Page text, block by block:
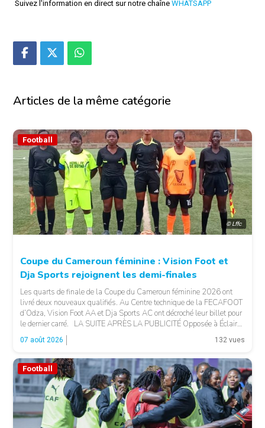
Suivez l'information en direct sur notre chaîne WHATSAPP
Articles de la même catégorie
© Lffc
Football
Coupe du Cameroun féminine : Vision Foot et
Dja Sports rejoignent les demi-finales
Les quarts de finale de la Coupe du Cameroun féminine 2026 ont
livré deux nouveaux qualifiés. Au Centre technique de la FECAFOOT
d’Odza, Vision Foot AA et Dja Sports AC ont décroché leur billet pour
le dernier carré. LA SUITE APRÈS LA PUBLICITÉ Opposée à Éclair
FF, Vision Foot a dû patienter jusqu’à la […]
07 août 2026 132 vues
Football